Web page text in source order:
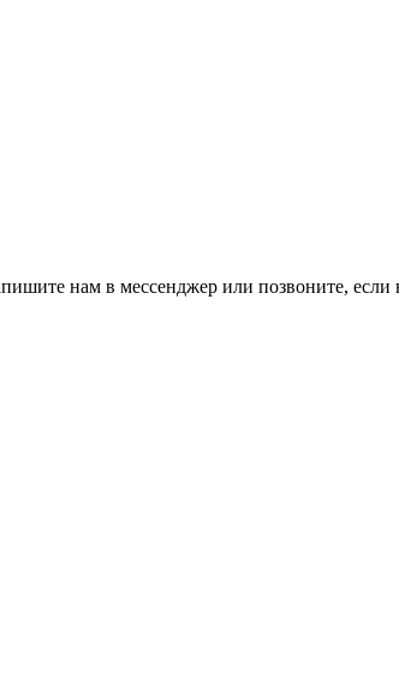
нам в мессенджер или позвоните, если